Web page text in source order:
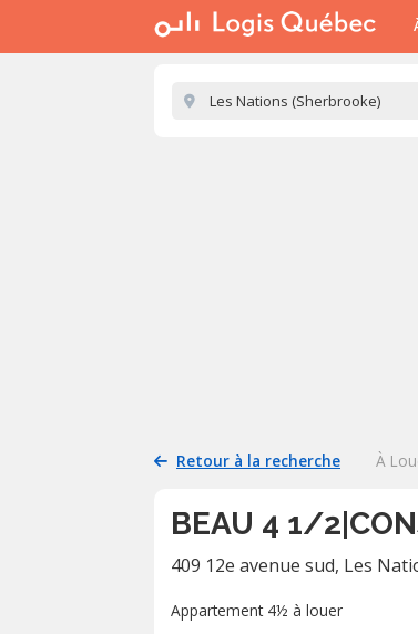
Retour à la recherche À
BEAU 4 1/
409 12e avenue sud, Les
Appartement 4½ à louer